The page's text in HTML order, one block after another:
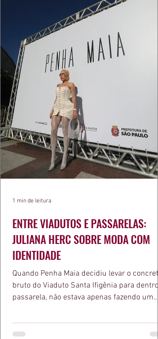
ENTRE VIADUTOS E PASSARELAS:
JULIANA HERC SOBRE MODA COM
IDENTIDADE
Quando Penha Maia decidiu levar o concreto
bruto do Viaduto Santa Ifigênia para dentro
passarela, não estava apenas fazendo um
a apresentadora e influenciadora Juliana
defende há tempos, o de que moda
1 min de leitura